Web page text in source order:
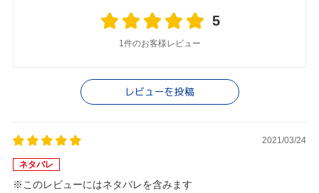
5
1件のお客様レビュー
レビューを投稿
2021/03/24
ネタバレ
※このレビューにはネタバレを含みます